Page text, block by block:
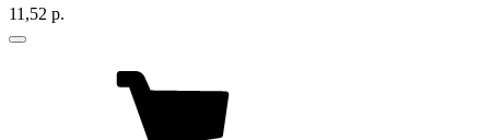
11,52 р.